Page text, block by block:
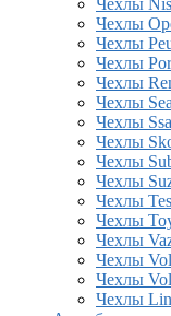
Чехлы
Чехлы
Чехлы
Чехлы
Чехлы
Чехлы
Чехлы
Чехлы
Чехлы
Чехлы
Чехлы
Чехлы
Чехлы
Чехлы
Чехлы
Чехлы